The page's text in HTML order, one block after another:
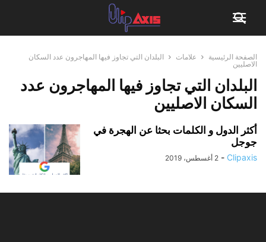
الصفحة الرئيسية علامات
البلدان التي تجاوز فيها المهاجرون عدد السكان
الاصليين
البلدان التي تجاوز فيها المهاجرون عدد
السكان الاصليين
أكثر الدول و الكلمات بحثا عن الهجرة في
جوجل
Clipaxis
- 2 أغسطس، 2019